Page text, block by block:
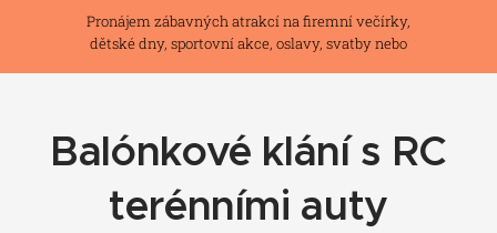
Pronájem zábavných atrakcí na firemní večírky,
dětské dny, sportovní akce, oslavy, svatby nebo
Balónkové klání s RC
terénními auty